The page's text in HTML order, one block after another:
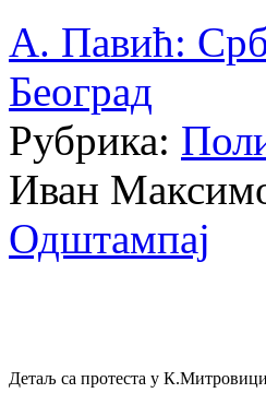
А. Павић:
Београд
Рубрика:
Иван
Одштампај
Детаљ са протеста у К.Митровици